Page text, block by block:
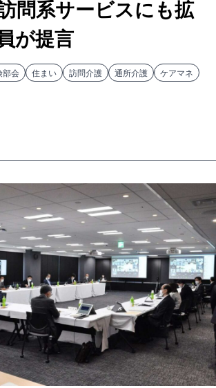
問系サービスにも拡
が提言
部会 住まい 訪問介護 通所介護
ケアマネ